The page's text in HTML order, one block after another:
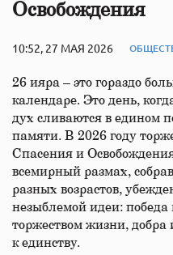
Освобождения
10:52, 27 МАЯ 2026
26 ияра – это гораздо
календаре. Это день,
дух сливаются в едином
памяти. В 2026 году
Спасения и
всемирный размах,
разных возрастов,
незыблемой идеи:
торжеством жизни,
к единству.